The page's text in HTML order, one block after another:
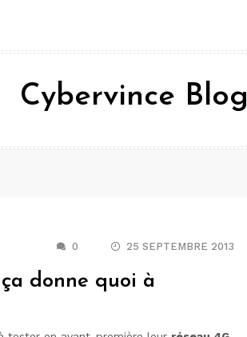
Cybervince Blog
0 25 SEPTEMBRE 2013
donne quoi à